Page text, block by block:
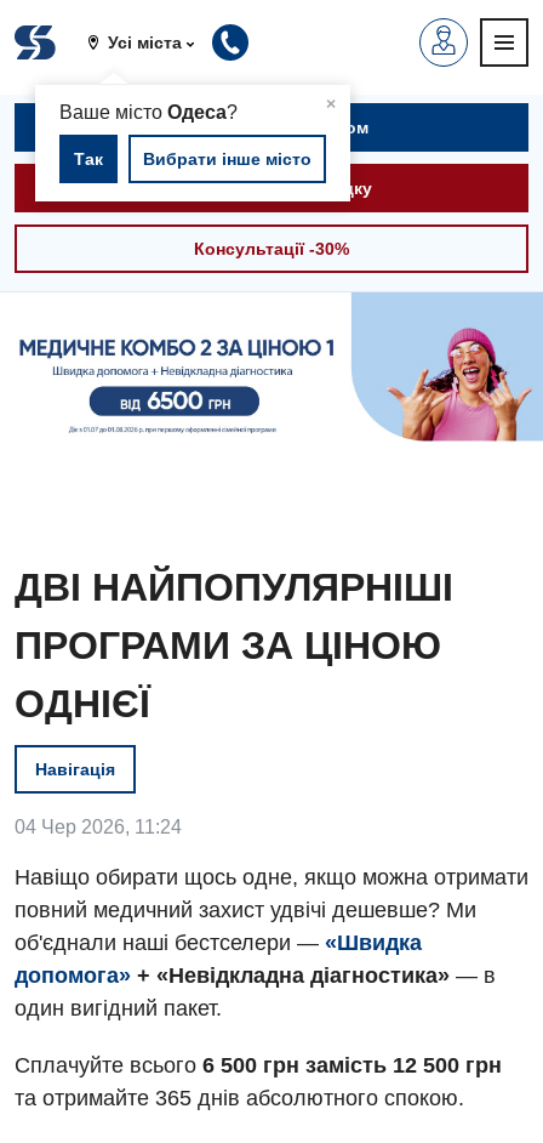
Усі міста
×
Ваше містоОдеса?
Так Вибрати інше місто
Вакансії
Заходи БПР
Енциклопедія
Діагностика
Діагностичне відділення
Відділ госпіталізації
Відділення кардіосудинної патології та неврології
Записатися на прийом
Викликати швидку
Консультації -30%
ДВІ НАЙПОПУЛЯРНІШІ
ПРОГРАМИ ЗА ЦІНОЮ
ОДНІЄЇ
Навігація
04 Чер 2026, 11:24
Навіщо обирати щось одне, якщо можна отримати
повний медичний захист удвічі дешевше? Ми
об'єднали наші бестселери — «Швидка
допомога» + «Невідкладна діагностика» — в
один вигідний пакет.
Сплачуйте всього 6 500 грн замість 12 500 грн
та отримайте 365 днів абсолютного спокою.